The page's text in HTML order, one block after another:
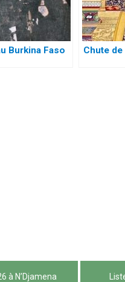
Burkina Faso Chute
à N’Djamena